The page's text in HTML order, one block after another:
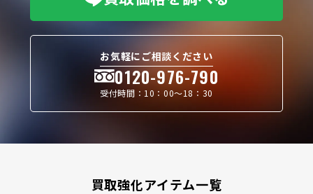
お気軽にご相談ください
0120-976-790
受付時間：10：00〜18：30
買取強化アイテム一覧